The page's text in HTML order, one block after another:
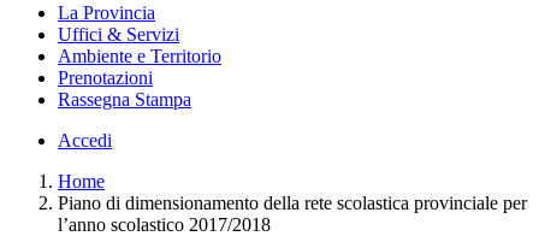
La Provincia
Uffici & Servizi
Ambiente e Territorio
Prenotazioni
Rassegna Stampa
Accedi
Home
Piano di dimensionamento della rete scolastica provinciale per
l’anno scolastico 2017/2018